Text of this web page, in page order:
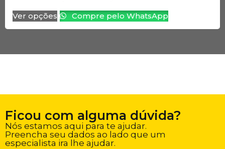
Ver opções Compre pelo WhatsApp
Ficou com alguma dúvida?
Nós estamos aqui para te ajudar.
Preencha seu dados ao lado que um
especialista ira lhe ajudar.